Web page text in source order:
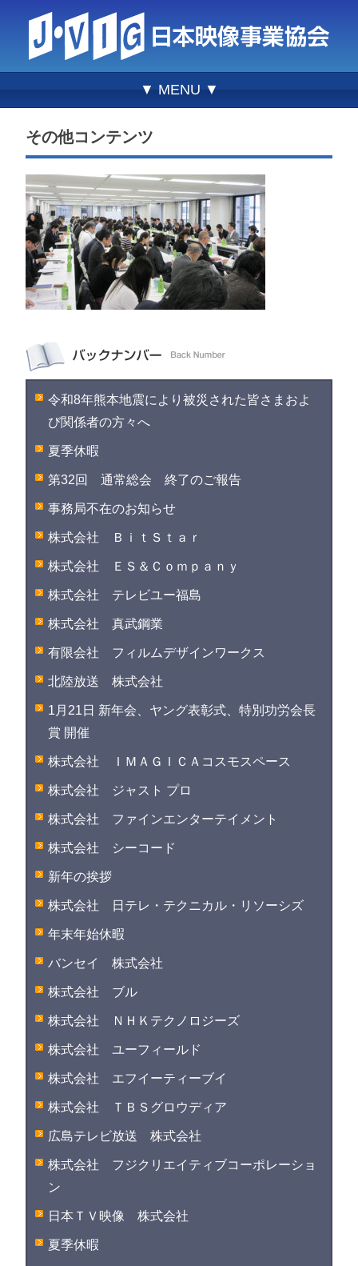
▼ MENU ▼
その他コンテンツ
令和8年熊本地震により被災された皆さまおよ
び関係者の方々へ
夏季休暇
第32回 通常総会 終了のご報告
事務局不在のお知らせ
株式会社 ＢｉｔＳｔａｒ
株式会社 ＥＳ＆Ｃｏｍｐａｎｙ
株式会社 テレビユー福島
株式会社 真武鋼業
有限会社 フィルムデザインワークス
北陸放送 株式会社
1月21日 新年会、ヤング表彰式、特別功労会長
賞 開催
株式会社 ＩＭＡＧＩＣＡコスモスペース
株式会社 ジャスト プロ
株式会社 ファインエンターテイメント
株式会社 シーコード
新年の挨拶
株式会社 日テレ・テクニカル・リソーシズ
年末年始休暇
バンセイ 株式会社
株式会社 ブル
株式会社 ＮＨＫテクノロジーズ
株式会社 ユーフィールド
株式会社 エフイーティーブイ
株式会社 ＴＢＳグロウディア
広島テレビ放送 株式会社
株式会社 フジクリエイティブコーポレーショ
ン
日本ＴＶ映像 株式会社
夏季休暇